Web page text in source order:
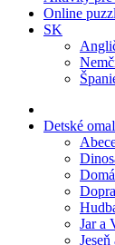
Online
SK
Detské
Jar a